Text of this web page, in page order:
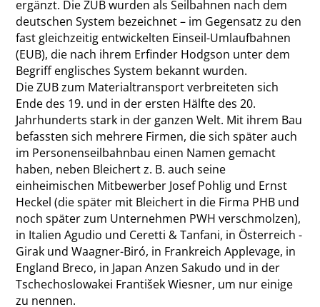
ergänzt. Die ZUB wurden als Seilbahnen nach dem
deutschen System bezeichnet – im Gegensatz zu den
fast gleichzeitig entwickelten Einseil-Umlaufbahnen
(EUB), die nach ihrem Erfinder Hodgson unter dem
Begriff englisches System bekannt wurden.
Die ZUB zum Materialtransport verbreiteten sich
Ende des 19. und in der ersten Hälfte des 20.
Jahrhunderts stark in der ganzen Welt. Mit ihrem Bau
befassten sich mehrere Firmen, die sich später auch
im Personenseilbahnbau einen Namen gemacht
haben, neben Bleichert z. B. auch seine
einheimischen Mitbewerber Josef Pohlig und Ernst
Heckel (die später mit Bleichert in die Firma PHB und
noch später zum Unternehmen PWH verschmolzen),
in Italien Agudio und Ceretti & Tanfani, in Österreich ­
Girak und Waagner-Biró, in Frankreich Applevage, in
England Breco, in Japan Anzen Sakudo und in der
Tschechoslowakei František Wiesner, um nur einige
zu nennen.